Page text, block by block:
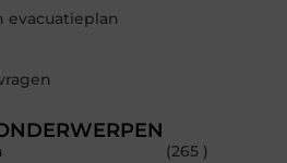
evacuatieplan
(265 )